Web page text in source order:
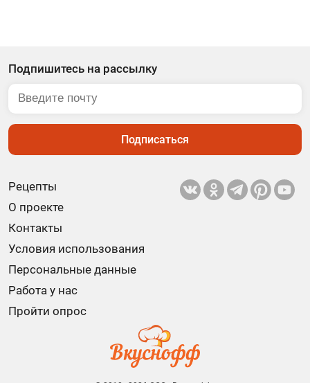
Рецепты
О проекте
Контакты
Условия использования
Персональные данные
Работа у нас
Пройти опрос
Подпишитесь на рассылку
Подписаться